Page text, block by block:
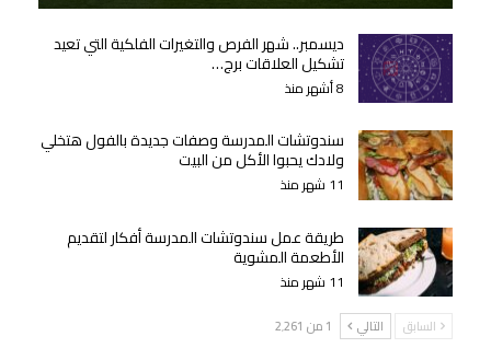
ديسمبر.. شهر الفرص والتغيرات الفلكية التي تعيد
تشكيل العلاقات برج…
8 أشهر منذ
سندوتشات المدرسة وصفات جديدة بالفول هتخلي
ولادك يحبوا الأكل من البيت
11 شهر منذ
طريقة عمل سندوتشات المدرسة أفكار لتقديم
الأطعمة المشوية
11 شهر منذ
السابق التالي 1 من 2٬261